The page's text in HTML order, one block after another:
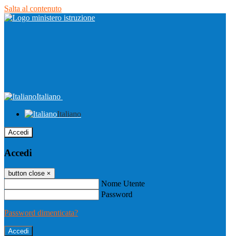
Salta al contenuto
Italiano
Italiano
Accedi
Accedi
button close ×
Nome Utente
Password
Password dimenticata?